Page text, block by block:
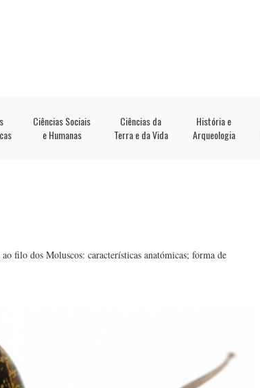
Ciências Sociais
e Humanas
Ciências da
Terra e da Vida
História e
Arqueologia
filo dos Moluscos: características anatómicas; forma de